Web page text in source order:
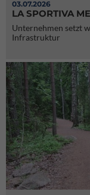
03.07.2026
LA SPORTIVA
Unternehmen setzt
Infrastruktur